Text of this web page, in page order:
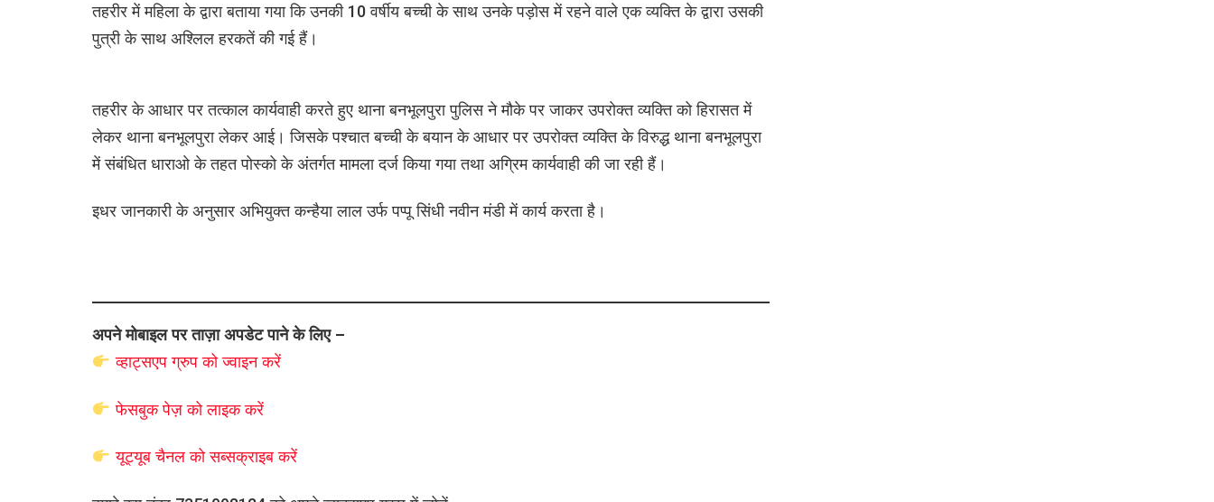
तहरीर में महिला के द्वारा बताया गया कि उनकी 10 वर्षीय बच्ची के साथ उनके पड़ोस में रहने वाले एक व्यक्ति के द्वारा उसकी
पुत्री के साथ अश्लिल हरकतें की गई हैं।
तहरीर के आधार पर तत्काल कार्यवाही करते हुए थाना बनभूलपुरा पुलिस ने मौके पर जाकर उपरोक्त व्यक्ति को हिरासत में
लेकर थाना बनभूलपुरा लेकर आई। जिसके पश्चात बच्ची के बयान के आधार पर उपरोक्त व्यक्ति के विरुद्ध थाना बनभूलपुरा
में संबंधित धाराओ के तहत पोस्को के अंतर्गत मामला दर्ज किया गया तथा अग्रिम कार्यवाही की जा रही हैं।
इधर जानकारी के अनुसार अभियुक्त कन्हैया लाल उर्फ पप्पू सिंधी नवीन मंडी में कार्य करता है।
अपने मोबाइल पर ताज़ा अपडेट पाने के लिए –
व्हाट्सएपग्रुप कोज्वाइन करें
फेसबुक पेज़ को लाइक करें
यूट्यूब चैनल को सब्सक्राइब करें